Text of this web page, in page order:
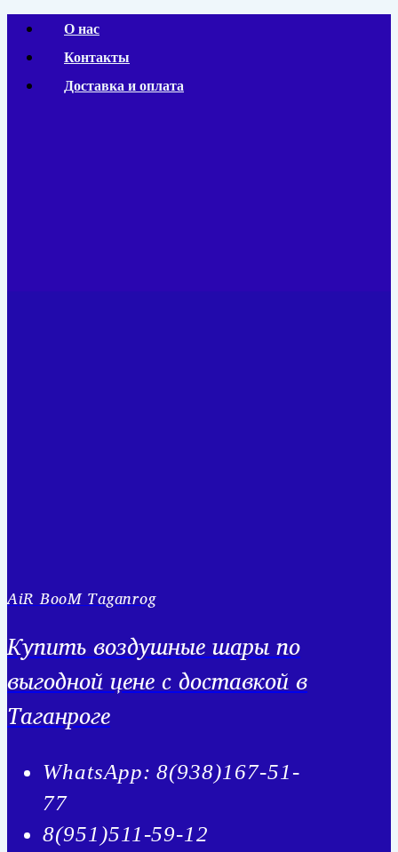
Перейти
содержимому
О нас
Контакты
Доставка и оплата
AiR BooM Taganrog
Купить воздушные шары по
выгодной цене с доставкой в
Таганроге
WhatsApp: 8(938)167-51-
77
8(951)511-59-12